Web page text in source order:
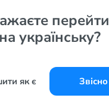
перейти
на українську?
як є Звісно
34010 Стамбул, Турция
4*